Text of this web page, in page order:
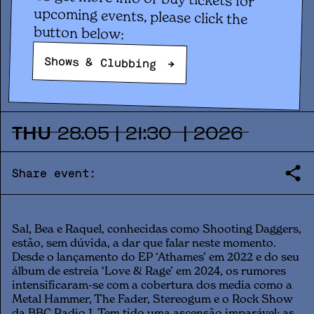
SHOOTING DAGGERS (UK)
+ FAUL (GZ)
THU 28.05 | 21:30 | 2026
Share event:
Sal, Bea e Raquel, conhecidas como Shooting Daggers,
estão, sem dúvida, a dar que falar neste momento.
Desde o lançamento do EP ‘Athames’ em 2022 e do seu
álbum de estreia ‘Love & Rage’ em 2024, os rumores
intensificaram-se com a cobertura dos media como a
Metal Hammer, The Fader, Stereogum e o Rock Show
button below:
Shows & Clubbing →